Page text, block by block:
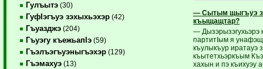
Гулъытэ (30)
ГуфIэгъуэ зэхыхьэхэр (42)
Гъуазджэ (204)
Гъуэгу къежьапIэ (59)
Гъэлъэгъуэныгъэхэр (129)
Гъэмахуэ (13)
— Сытым щыгъуэ
къыщащтар?
— Дызэрызэгухьэрэ
партитIым я
къулыкъур иратауэ
къытетхьэркъым
хахын и пэ къихуэу